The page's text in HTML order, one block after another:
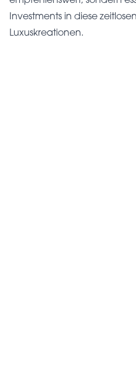
Investments in diese
Luxuskreationen.